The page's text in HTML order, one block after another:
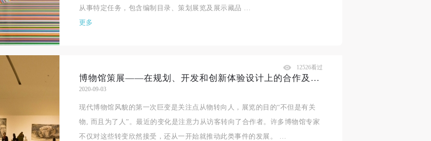
从事特定任务，包含编制目录、策划展览及展示藏品 …
更多
博物馆策展——在规划、开发和创新体验设计上的合作及其行动步骤
2020-09-03
12526看过
现代博物馆风貌的第一次巨变是关注点从物转向人，展览的目的“不但是有关
物, 而且为了人”。最近的变化是注意力从访客转向了合作者。许多博物馆专家
不仅对这些转变欣然接受，还从一开始就推动此类事件的发展。 …